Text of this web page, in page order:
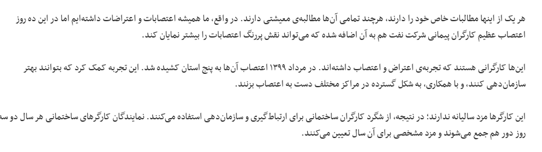
هر یک از اینها مطالبات خاص خود را دارند، هرچند تمامی آن‌ها مطالبه‌ی معیشتی دارند. در واقع، ما همیشه اعتصابات و اعتراضات داشته‌ایم اما در این ده روز
اعتصاب عظیم کارگران پیمانی شرکت نفت هم به آن اضافه شده که می‌تواند نقش پررنگ اعتصابات را بیشتر نمایان کند.
این‌ها کارگرانی هستند که تجربه‌ی اعتراض و اعتصاب داشته‌اند. در مرداد ۱۳۹۹ اعتصاب آن‌ها به پنج استان کشیده شد. این تجربه کمک کرد که بتوانند بهتر
سازمان‌دهی کنند، و با همکاری، به شکل گسترده در مراکز مختلف دست به اعتصاب بزنند.
این کارگرها مزد سالیانه ندارند؛ در نتیجه، از شگرد کارگران ساختمانی برای ارتباط‌گیری و سازمان‌دهی استفاده می‌کنند. نمایندگان کارگرهای ساختمانی هر سال دو
روز دور هم جمع می‌شوند و مزد مشخصی برای آن سال تعیین می‌کنند.